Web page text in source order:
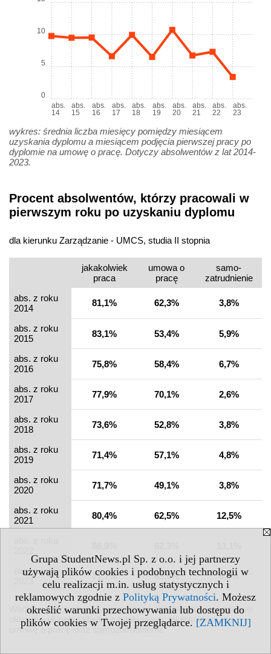
Grupa StudentNews.pl Sp. z o.o. i jej partnerzy
używają plików cookies i podobnych technologii w
celu realizacji m.in. usług statystycznych i
reklamowych zgodnie z Polityką Prywatności. Możesz
określić warunki przechowywania lub dostępu do
plików cookies w Twojej przeglądarce. [ZAMKNIJ]
abs.
14
abs.
15
abs.
16
abs.
17
abs.
18
abs.
19
abs.
20
abs.
21
abs.
22
abs.
23
0
5
10
wykres: średnia liczba miesięcy pomiędzy miesiącem
uzyskania dyplomu a miesiącem podjęcia pierwszej pracy po
dyplomie na umowę o pracę. Dotyczy absolwentów z lat 2014-
2023.
Procent absolwentów, którzy pracowali w
pierwszym roku po uzyskaniu dyplomu
dla kierunku Zarządzanie - UMCS, studia II stopnia
jakakolwiek
praca
umowa o
pracę
samo­
zatrudnienie
abs. z roku
2014
81,1% 62,3% 3,8%
abs. z roku
2015
83,1% 53,4% 5,9%
abs. z roku
2016
75,8% 58,4% 6,7%
abs. z roku
2017
77,9% 70,1% 2,6%
abs. z roku
2018
73,6% 52,8% 3,8%
abs. z roku
2019
71,4% 57,1% 4,8%
abs. z roku
2020
71,7% 49,1% 3,8%
abs. z roku
2021
80,4% 62,5% 12,5%
abs. z roku
71,7% 63,0% 6,5%
Wartości te pokazują, za jaką część absolwentów w badanym
okresie wpłynęła składka z tytułu pracy: jakiejkolwiek, na
umowę o pracę oraz samozatrudnienia.